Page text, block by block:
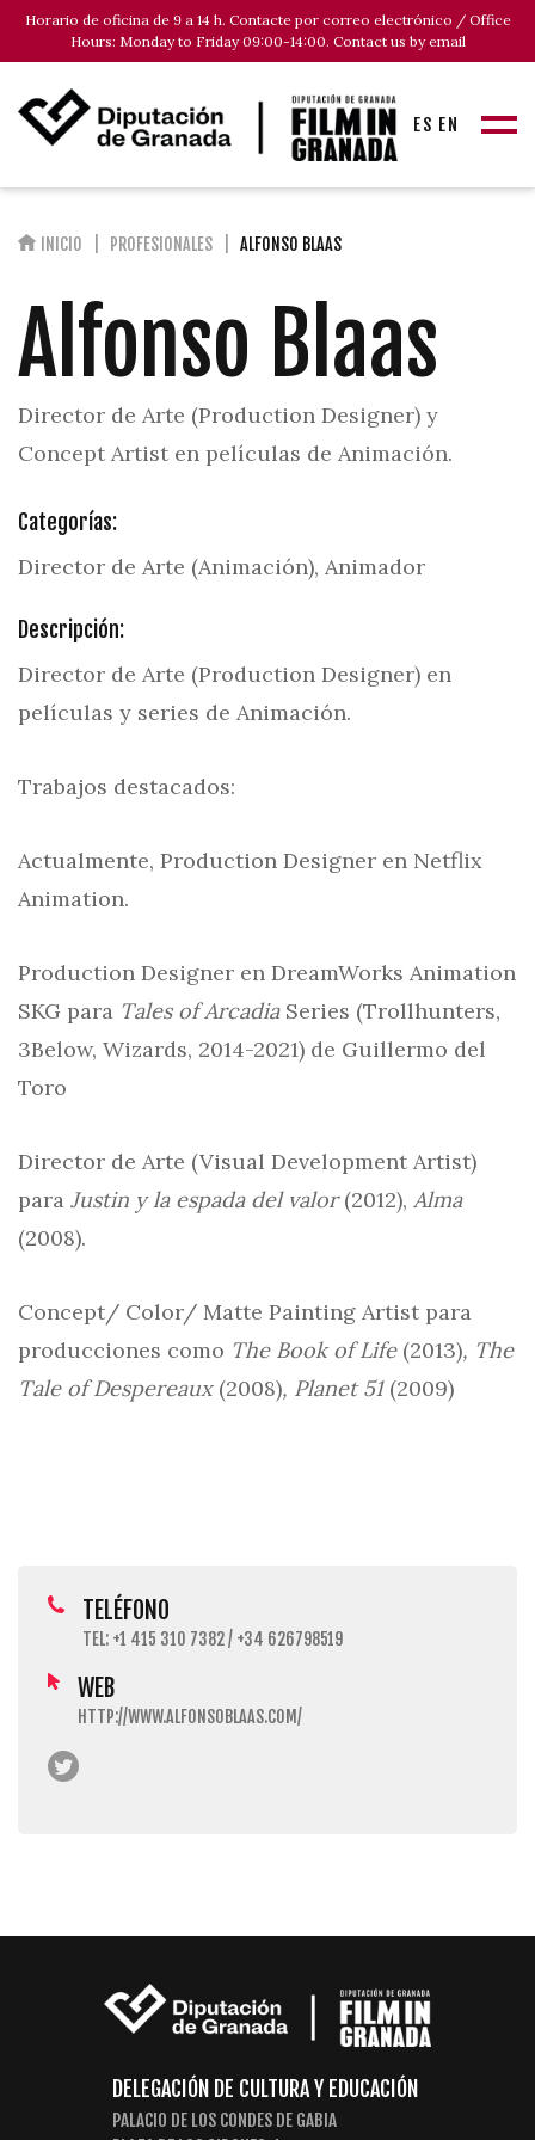
Horario de oficina de 9 a 14 h. Contacte por correo electrónico / Office
Hours: Monday to Friday 09:00-14:00. Contact us by email
ES EN
INICIO PROFESIONALES ALFONSO BLAAS
Alfonso Blaas
Director de Arte (Production Designer) y
Concept Artist en películas de Animación.
Categorías:
Director de Arte (Animación), Animador
Descripción:
Director de Arte (Production Designer) en
películas y series de Animación.
Trabajos destacados:
Actualmente, Production Designer en Netflix
Animation.
Production Designer en DreamWorks Animation
SKG para Tales of ArcadiaSeries (Trollhunters,
3Below, Wizards, 2014-2021) de Guillermo del
Toro
Director de Arte (Visual Development Artist)
para Justin y la espada del valor(2012), Alma
(2008).
Concept/ Color/ Matte Painting Artist para
producciones como The Book of Life (2013), The
Tale of Despereaux (2008), Planet 51 (2009)
TELÉFONO
TEL: +1 415 310 7382 / +34 626798519
WEB
HTTP://WWW.ALFONSOBLAAS.COM/
DELEGACIÓN DE CULTURA Y EDUCACIÓN
PALACIO DE LOS CONDES DE GABIA